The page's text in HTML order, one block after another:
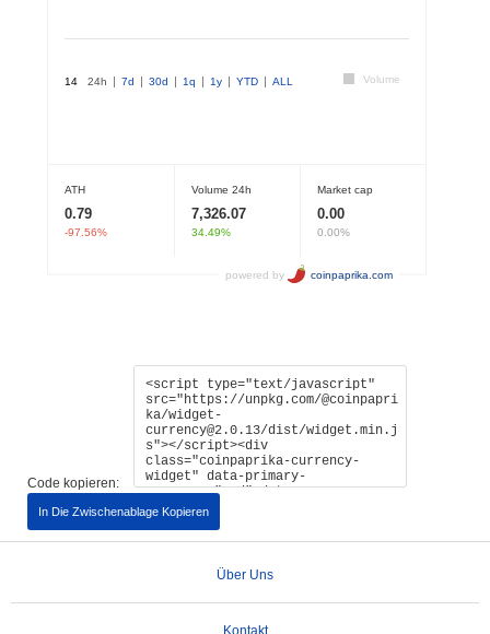
Code kopieren:
In Die Zwischenablage Kopieren
Über Uns
Kontakt